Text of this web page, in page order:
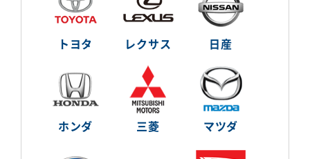
トヨタ レクサス 日産
ホンダ 三菱 マツダ